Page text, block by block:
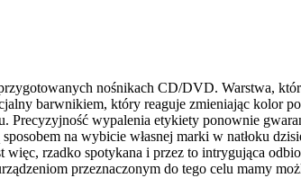
nośnikach CD/DVD. Warstwa,
barwnikiem, który reaguje zmieniając kolor
wypalenia etykiety ponownie
na wybicie własnej marki w natłoku
więc, rzadko spotykana i przez to intrygująca
przeznaczonym do tego celu mamy